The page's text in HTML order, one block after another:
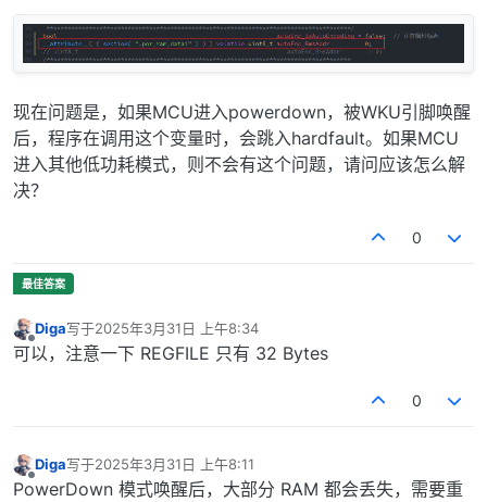
现在问题是，如果MCU进入powerdown，被WKU引脚唤醒
后，程序在调用这个变量时，会跳入hardfault。如果MCU
进入其他低功耗模式，则不会有这个问题，请问应该怎么解
决？
0
离线
Diga写于2025年3月31日 上午8:34
最后由 编辑
可以，注意一下 REGFILE 只有 32 Bytes
0
离线
Diga写于2025年3月31日 上午8:11
最后由 编辑
PowerDown 模式唤醒后，大部分 RAM 都会丢失，需要重